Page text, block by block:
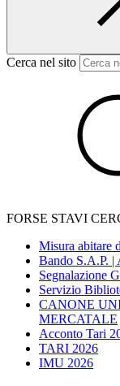
Cerca nel sito
FORSE STAVI
Misura abitare
Bando S.A.P. |
Segnalazione
Servizio
CANONE
MERCATALE
Acconto Tari
TARI 2026
IMU 2026